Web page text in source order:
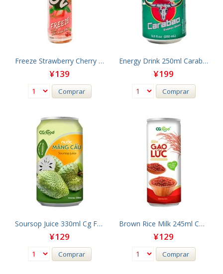
Freeze Strawberry Cherry 455ml C2
¥139
Comprar
Energy Drink 250ml Carabao
¥199
Comprar
Soursop Juice 330ml Cg Food
¥129
Comprar
Brown Rice Milk 245ml Cg Food
¥129
Comprar